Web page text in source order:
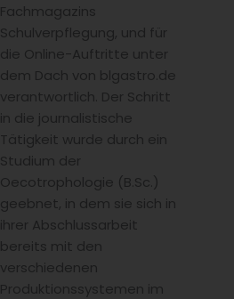
Fachmagazins
Schulverpflegung, und für
die Online-Auftritte unter
dem Dach von blgastro.de
verantwortlich. Der Schritt
in die journalistische
Tätigkeit wurde durch ein
Studium der
Oecotrophologie (B.Sc.)
geebnet, in dem sie sich in
ihrer Abschlussarbeit
bereits mit den
verschiedenen
Produktionssystemen im